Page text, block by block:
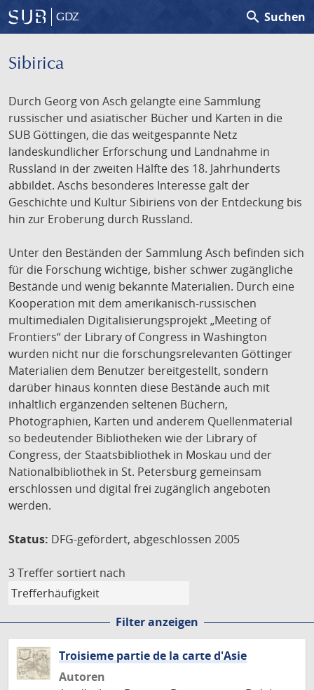
GDZ search Suchen
Sibirica
Durch Georg von Asch gelangte eine Sammlung
russischer und asiatischer Bücher und Karten in die
SUB Göttingen, die das weitgespannte Netz
landeskundlicher Erforschung und Landnahme in
Russland in der zweiten Hälfte des 18. Jahrhunderts
abbildet. Aschs besonderes Interesse galt der
Geschichte und Kultur Sibiriens von der Entdeckung bis
hin zur Eroberung durch Russland.
Unter den Beständen der Sammlung Asch befinden sich
für die Forschung wichtige, bisher schwer zugängliche
Bestände und wenig bekannte Materialien. Durch eine
Kooperation mit dem amerikanisch-russischen
multimedialen Digitalisierungsprojekt „Meeting of
Frontiers“ der Library of Congress in Washington
wurden nicht nur die forschungsrelevanten Göttinger
Materialien dem Benutzer bereitgestellt, sondern
darüber hinaus konnten diese Bestände auch mit
inhaltlich ergänzenden seltenen Büchern,
Photographien, Karten und anderem Quellenmaterial
so bedeutender Bibliotheken wie der Library of
Congress, der Staatsbibliothek in Moskau und der
Nationalbibliothek in St. Petersburg gemeinsam
erschlossen und digital frei zugänglich angeboten
werden.
Status: DFG-gefördert, abgeschlossen 2005
3 Treffer sortiert nach
Filter anzeigen
Troisieme partie de la carte d'Asie
Autoren